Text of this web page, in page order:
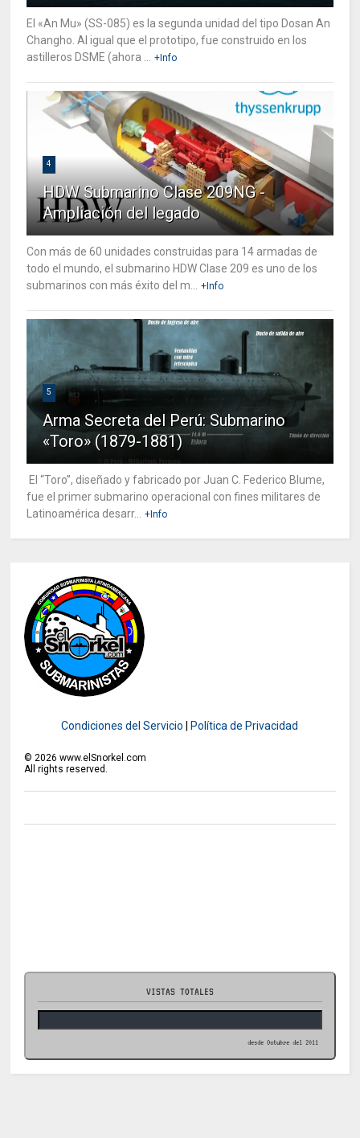
El «An Mu» (SS-085) es la segunda unidad del tipo Dosan An
Changho. Al igual que el prototipo, fue construido en los
astilleros DSME (ahora ...
+Info
4
HDW Submarino Clase 209NG -
Ampliación del legado
Con más de 60 unidades construidas para 14 armadas de
todo el mundo, el submarino HDW Clase 209 es uno de los
submarinos con más éxito del m...
+Info
5
Arma Secreta del Perú: Submarino
«Toro» (1879-1881)
El “Toro”, diseñado y fabricado por Juan C. Federico Blume,
fue el primer submarino operacional con fines militares de
Latinoamérica desarr...
+Info
Condiciones del Servicio Política de Privacidad
© 2026 www.elSnorkel.com
All rights reserved.
VISTAS TOTALES
desde Octubre del 2011